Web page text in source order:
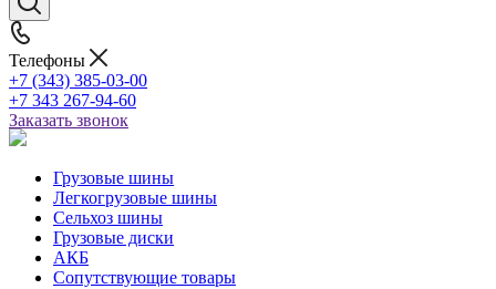
Телефоны
+7 (343) 385-03-00
+7 343 267-94-60
Заказать звонок
Грузовые шины
Легкогрузовые шины
Сельхоз шины
Грузовые диски
АКБ
Сопутствующие товары